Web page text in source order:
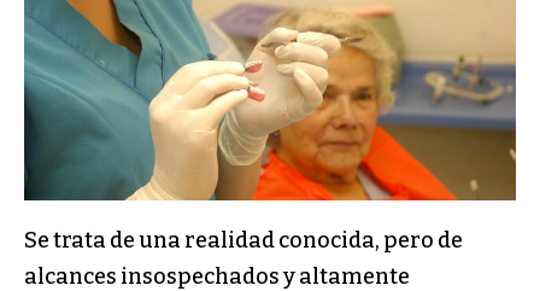
Se trata de una realidad conocida, pero de
alcances insospechados y altamente